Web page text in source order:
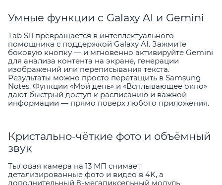
Умные функции с Galaxy AI и Gemini
Tab S11 превращается в интеллектуального
помощника с поддержкой Galaxy AI. Зажмите
боковую кнопку — и мгновенно активируйте Gemini
для анализа контента на экране, генерации
изображений или переписывания текста.
Результаты можно просто перетащить в Samsung
Notes. Функции «Мой день» и «Всплывающее окно»
дают быстрый доступ к расписанию и важной
информации — прямо поверх любого приложения.
Кристально-чёткие фото и объёмный
звук
Тыловая камера на 13 МП снимает
детализированные фото и видео в 4K, а
дополнительный 8-мегапиксельный модуль